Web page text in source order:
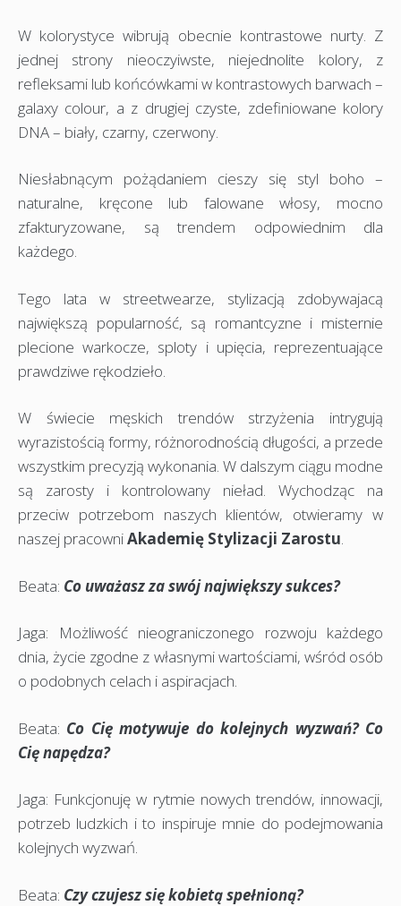
W kolorystyce wibrują obecnie kontrastowe nurty. Z
jednej strony nieoczyiwste, niejednolite kolory, z
refleksami lub końcówkami w kontrastowych barwach –
galaxy colour, a z drugiej czyste, zdefiniowane kolory
DNA – biały, czarny, czerwony.
Niesłabnącym pożądaniem cieszy się styl boho –
naturalne, kręcone lub falowane włosy, mocno
zfakturyzowane, są trendem odpowiednim dla
każdego.
Tego lata w streetwearze, stylizacją zdobywajacą
największą popularność, są romantcyzne i misternie
plecione warkocze, sploty i upięcia, reprezentuające
prawdziwe rękodzieło.
W świecie męskich trendów strzyżenia intrygują
wyrazistością formy, różnorodnością długości, a przede
wszystkim precyzją wykonania. W dalszym ciągu modne
są zarosty i kontrolowany nieład. Wychodząc na
przeciw potrzebom naszych klientów, otwieramy w
naszej pracowniAkademię Stylizacji Zarostu.
Beata: Co uważasz za swój największy sukces?
Jaga: Możliwość nieograniczonego rozwoju każdego
dnia, życie zgodne z własnymi wartościami, wśród osób
o podobnych celach i aspiracjach.
Beata: Co Cię motywuje do kolejnych wyzwań? Co
Cię napędza?
Jaga: Funkcjonuję w rytmie nowych trendów, innowacji,
potrzeb ludzkich i to inspiruje mnie do podejmowania
kolejnych wyzwań.
Beata: Czy czujesz się kobietą spełnioną?